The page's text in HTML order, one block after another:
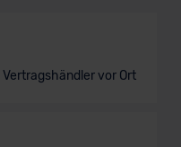
vor Ort